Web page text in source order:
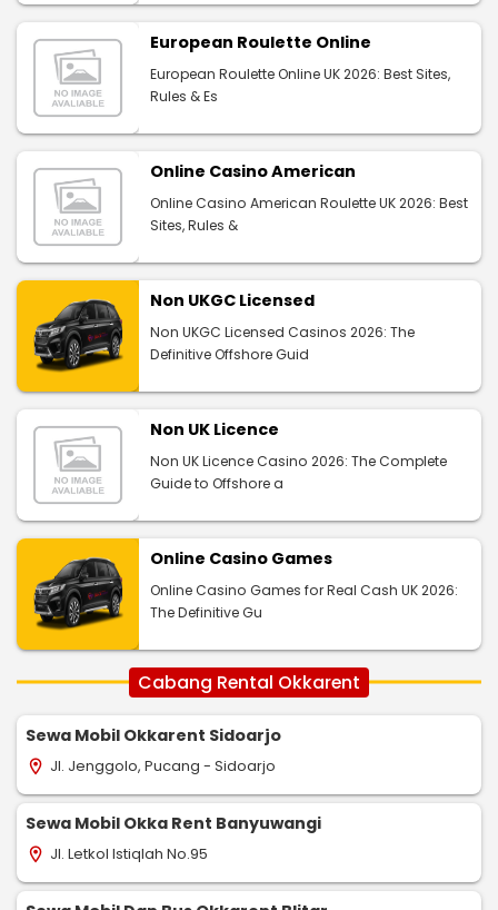
European Roulette Online
European Roulette Online UK 2026: Best Sites,
Rules & Es
Online Casino American
Online Casino American Roulette UK 2026: Best
Sites, Rules &
Non UKGC Licensed
Non UKGC Licensed Casinos 2026: The
Definitive Offshore Guid
Non UK Licence
Non UK Licence Casino 2026: The Complete
Guide to Offshore a
Online Casino Games
Online Casino Games for Real Cash UK 2026:
The Definitive Gu
Cabang Rental Okkarent
Sewa Mobil Okkarent Sidoarjo
location_on Jl. Jenggolo, Pucang - Sidoarjo
Sewa Mobil Okka Rent Banyuwangi
location_on Jl. Letkol Istiqlah No.95